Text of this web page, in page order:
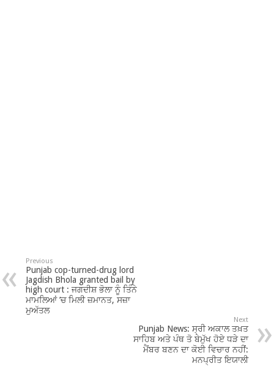
Previous
Punjab cop-turned-drug lord
Jagdish Bhola granted bail by
high court : ਜਗਦੀਸ਼ ਭੋਲਾ ਨੂੰ ਤਿੰਨੇ
ਮਾਮਲਿਆਂ ’ਚ ਮਿਲੀ ਜ਼ਮਾਨਤ, ਸਜ਼ਾ
ਮੁਅੱਤਲ
Next
Punjab News: ਸ੍ਰੀ ਅਕਾਲ ਤਖ਼ਤ
ਸਾਹਿਬ ਅਤੇ ਪੰਥ ਤੋ ਬੇਮੁੱਖ ਹੋਏ ਧੜੇ ਦਾ
ਮੈਂਬਰ ਬਣਨ ਦਾ ਕੋਈ ਵਿਚਾਰ ਨਹੀਂ:
ਮਨਪ੍ਰੀਤ ਇਯਾਲੀ